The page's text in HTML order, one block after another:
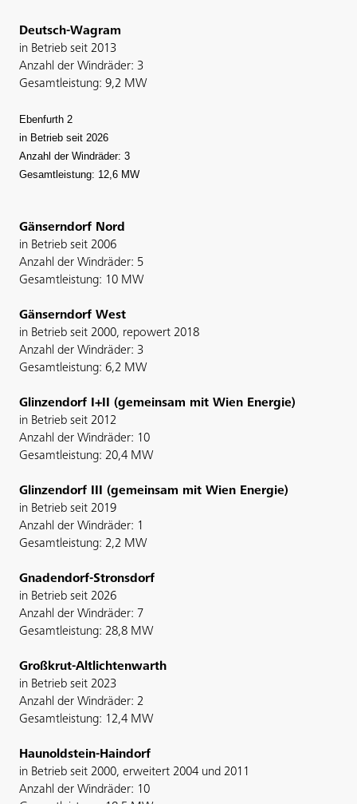
Deutsch-Wagram
in Betrieb seit 2013
Anzahl der Windräder: 3
Gesamtleistung: 9,2 MW
Ebenfurth 2
in Betrieb seit 2026
Anzahl der Windräder: 3
Gesamtleistung: 12,6 MW
Gänserndorf Nord
in Betrieb seit 2006
Anzahl der Windräder: 5
Gesamtleistung: 10 MW
Gänserndorf West
in Betrieb seit 2000, repowert 2018
Anzahl der Windräder: 3
Gesamtleistung: 6,2 MW
Glinzendorf I+II (gemeinsam mit Wien Energie)
in Betrieb seit 2012
Anzahl der Windräder: 10
Gesamtleistung: 20,4 MW
Glinzendorf III (gemeinsam mit Wien Energie)
in Betrieb seit 2019
Anzahl der Windräder: 1
Gesamtleistung: 2,2 MW
Gnadendorf-Stronsdorf
in Betrieb seit 2026
Anzahl der Windräder: 7
Gesamtleistung: 28,8 MW
Großkrut-Altlichtenwarth
in Betrieb seit 2023
Anzahl der Windräder: 2
Gesamtleistung: 12,4 MW
Haunoldstein-Haindorf
in Betrieb seit 2000, erweitert 2004 und 2011
Anzahl der Windräder: 10